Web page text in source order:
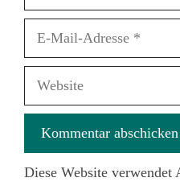
Website
Diese Website verwendet